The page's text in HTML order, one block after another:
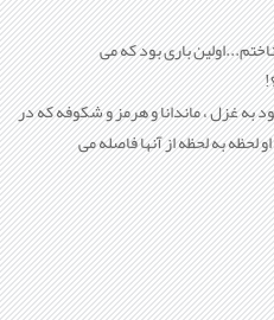
باری بود که می
به غزل ، ماندانا و هرمز و شكوفه که در
لحظه به لحظه از آنها فاصله می